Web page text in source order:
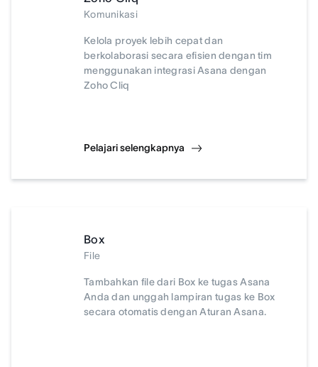
Komunikasi
Kelola proyek lebih cepat dan
berkolaborasi secara efisien dengan tim
menggunakan integrasi Asana dengan
Zoho Cliq
Pelajari selengkapnya
Box
File
Tambahkan file dari Box ke tugas Asana
Anda dan unggah lampiran tugas ke Box
secara otomatis dengan Aturan Asana.